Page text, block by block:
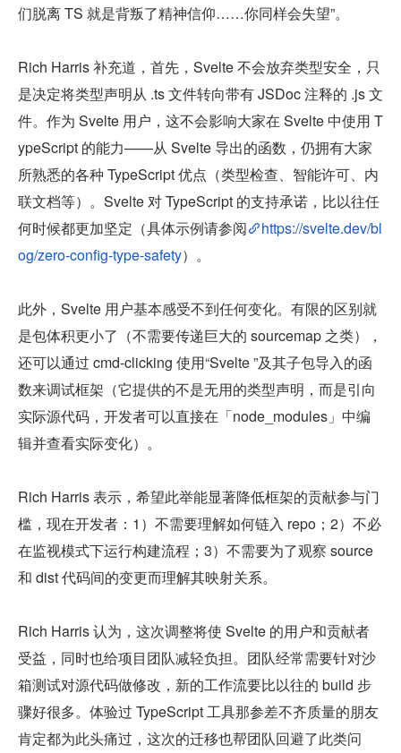
们脱离 TS 就是背叛了精神信仰……你同样会失望”。
Rich Harris 补充道，首先，Svelte 不会放弃类型安全，只
是决定将类型声明从 .ts 文件转向带有 JSDoc 注释的 .js 文
件。作为 Svelte 用户，这不会影响大家在 Svelte 中使用 T
ypeScript 的能力——从 Svelte 导出的函数，仍拥有大家
所熟悉的各种 TypeScript 优点（类型检查、智能许可、内
联文档等）。Svelte 对 TypeScript 的支持承诺，比以往任
何时候都更加坚定（具体示例请参阅
https://svelte.dev/bl
og/zero-config-type-safety）。
此外，Svelte 用户基本感受不到任何变化。有限的区别就
是包体积更小了（不需要传递巨大的 sourcemap 之类），
还可以通过 cmd-clicking 使用“Svelte ”及其子包导入的函
数来调试框架（它提供的不是无用的类型声明，而是引向
实际源代码，开发者可以直接在「node_modules」中编
辑并查看实际变化）。
Rich Harris 表示，希望此举能显著降低框架的贡献参与门
槛，现在开发者：1）不需要理解如何链入 repo；2）不必
在监视模式下运行构建流程；3）不需要为了观察 source
和 dist 代码间的变更而理解其映射关系。
Rich Harris 认为，这次调整将使 Svelte 的用户和贡献者
受益，同时也给项目团队减轻负担。团队经常需要针对沙
箱测试对源代码做修改，新的工作流要比以往的 build 步
骤好很多。体验过 TypeScript 工具那参差不齐质量的朋友
肯定都为此头痛过，这次的迁移也帮团队回避了此类问